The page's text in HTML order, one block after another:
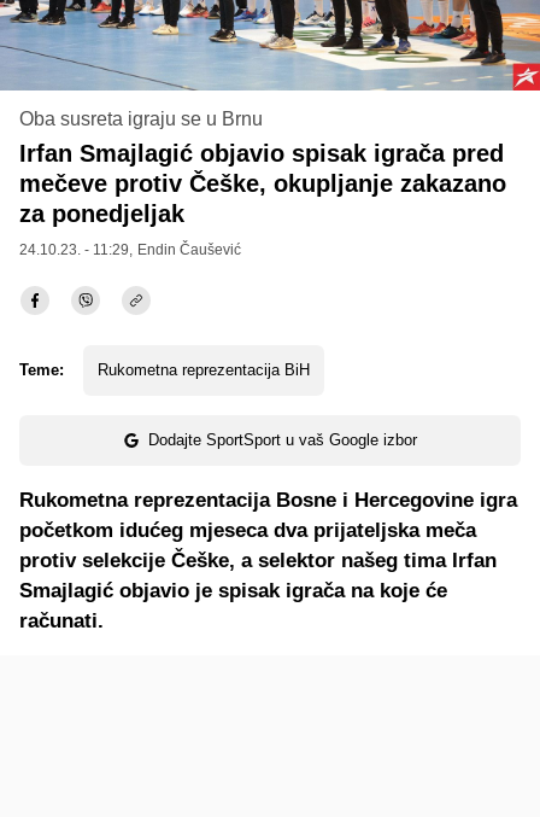
Oba susreta igraju se u Brnu
Irfan Smajlagić objavio spisak igrača pred
mečeve protiv Češke, okupljanje zakazano
za ponedjeljak
24.10.23. - 11:29, Endin Čaušević
Teme: Rukometna reprezentacija BiH
Dodajte SportSport u vaš Google izbor
Rukometna reprezentacija Bosne i Hercegovine igra
početkom idućeg mjeseca dva prijateljska meča
protiv selekcije Češke, a selektor našeg tima Irfan
Smajlagić objavio je spisak igrača na koje će
računati.